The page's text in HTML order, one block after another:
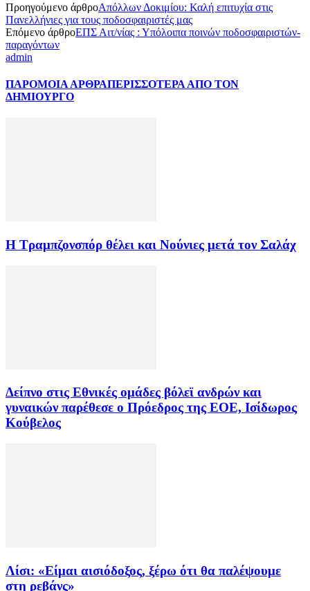
Προηγούμενο άρθροΑπόλλων Δοκιμίου: Καλή επιτυχία στις
Πανελλήνιες για τους ποδοσφαιριστές μας
Επόμενο άρθροΕΠΣ Αιτ/νίας : Υπόλοιπα ποινών ποδοσφαιριστών-
παραγόντων
admin
ΠΑΡΟΜΟΙΑ ΑΡΘΡΑΠΕΡΙΣΣΟΤΕΡΑ ΑΠΟ ΤΟΝ
ΔΗΜΙΟΥΡΓΟ
Η Τραμπζονσπόρ θέλει και Νούνιες μετά τον Σαλάχ
Δείπνο στις Εθνικές ομάδες βόλεϊ ανδρών και
γυναικών παρέθεσε ο Πρόεδρος της ΕΟΕ, Ισίδωρος
Κούβελος
Λίσι: «Είμαι αισιόδοξος, ξέρω ότι θα παλέψουμε
στη ρεβάνς»